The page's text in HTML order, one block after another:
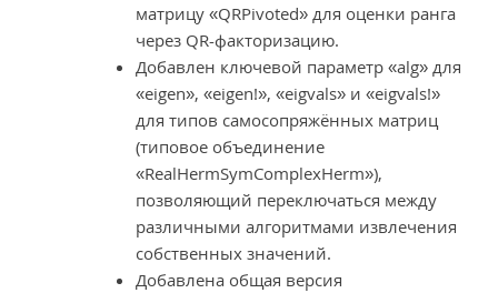
матрицу «QRPivoted» для оценки ранга
через QR-факторизацию.
Добавлен ключевой параметр «alg» для
«eigen», «eigen!», «eigvals» и «eigvals!»
для типов самосопряжённых матриц
(типовое объединение
«RealHermSymComplexHerm»),
позволяющий переключаться между
различными алгоритмами извлечения
собственных значений.
Добавлена общая версия